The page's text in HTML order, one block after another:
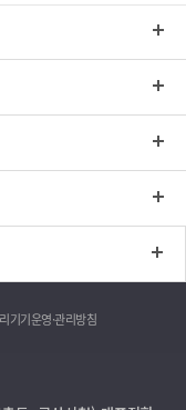
기기운영·관리방침